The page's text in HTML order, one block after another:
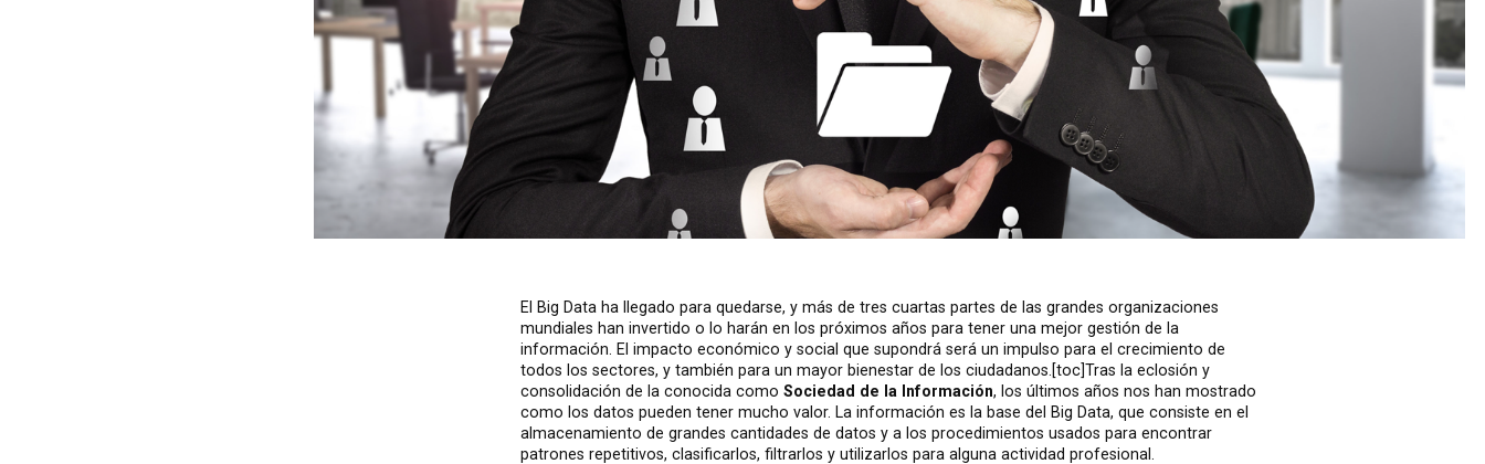
El Big Data ha llegado para quedarse, y más de tres cuartas partes de las grandes organizaciones
mundiales han invertido o lo harán en los próximos años para tener una mejor gestión de la
información. El impacto económico y social que supondrá será un impulso para el crecimiento de
todos los sectores, y también para un mayor bienestar de los ciudadanos.[toc]Tras la eclosión y
consolidación de la conocida comoSociedad de la Información, los últimos años nos han mostrado
como los datos pueden tener mucho valor. La información es la base del Big Data, que consiste en el
almacenamiento de grandes cantidades de datos y a los procedimientos usados para encontrar
patrones repetitivos, clasificarlos, filtrarlos y utilizarlos para alguna actividad profesional.